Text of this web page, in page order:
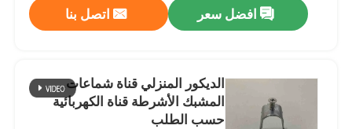
افضل سعر اتصل بنا
الديكور المنزلي قناة شماعات
المشبك الأشرطة قناة الكهربائية
حسب الطلب